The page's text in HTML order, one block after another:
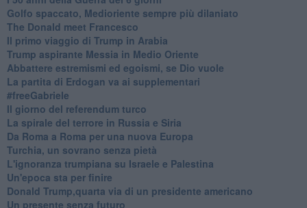
Golfo spaccato, Medioriente sempre più dilaniato
The Donald meet Francesco
Il primo viaggio di Trump in Arabia
Trump aspirante Messia in Medio Oriente
Abbattere estremismi ed egoismi, se Dio vuole
La partita di Erdogan va ai supplementari
#freeGabriele
Il giorno del referendum turco
La spirale del terrore in Russia e Siria
Da Roma a Roma per una nuova Europa
Turchia, un sovrano senza pietà
L'ignoranza trumpiana su Israele e Palestina
Un'epoca sta per finire
Donald Trump,quarta via di un presidente americano
Un presente senza futuro